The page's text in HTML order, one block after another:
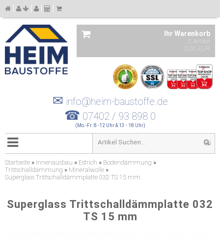
Ihr Warenkorb
0 Artikel
0,00 EUR
✉ info@heim-baustoffe.de
☎ 07402 / 93 898 0
(Mo.-Fr. 8 -12 Uhr & 13 - 18 Uhr)
Startseite » Innenausbau » Estrich » Bodendämmung »
Trittschalldämmung » Mineralwolle »
Superglass Trittschalldämmplatte 032 TS 15 mm
Superglass Trittschalldämmplatte 032
TS 15 mm